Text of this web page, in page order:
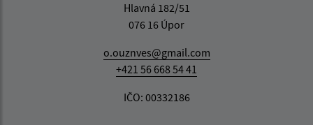
Hlavná 182/51
076 16 Úpor
o.ouznves@gmail.com
+421 56 668 54 41
IČO: 00332186